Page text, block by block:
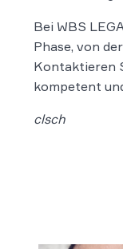
Bei WBS
Phase, von
Kontaktieren
kompetent
clsch